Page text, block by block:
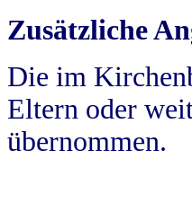
Zusätzliche
Die im
Eltern oder
übernommen.